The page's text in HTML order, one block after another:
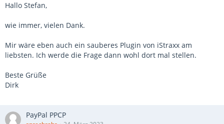
Hallo Stefan,
wie immer, vielen Dank.
Mir wäre eben auch ein sauberes Plugin von iStraxx am
liebsten. Ich werde die Frage dann wohl dort mal stellen.
Beste Grüße
Dirk
PayPal PPCP